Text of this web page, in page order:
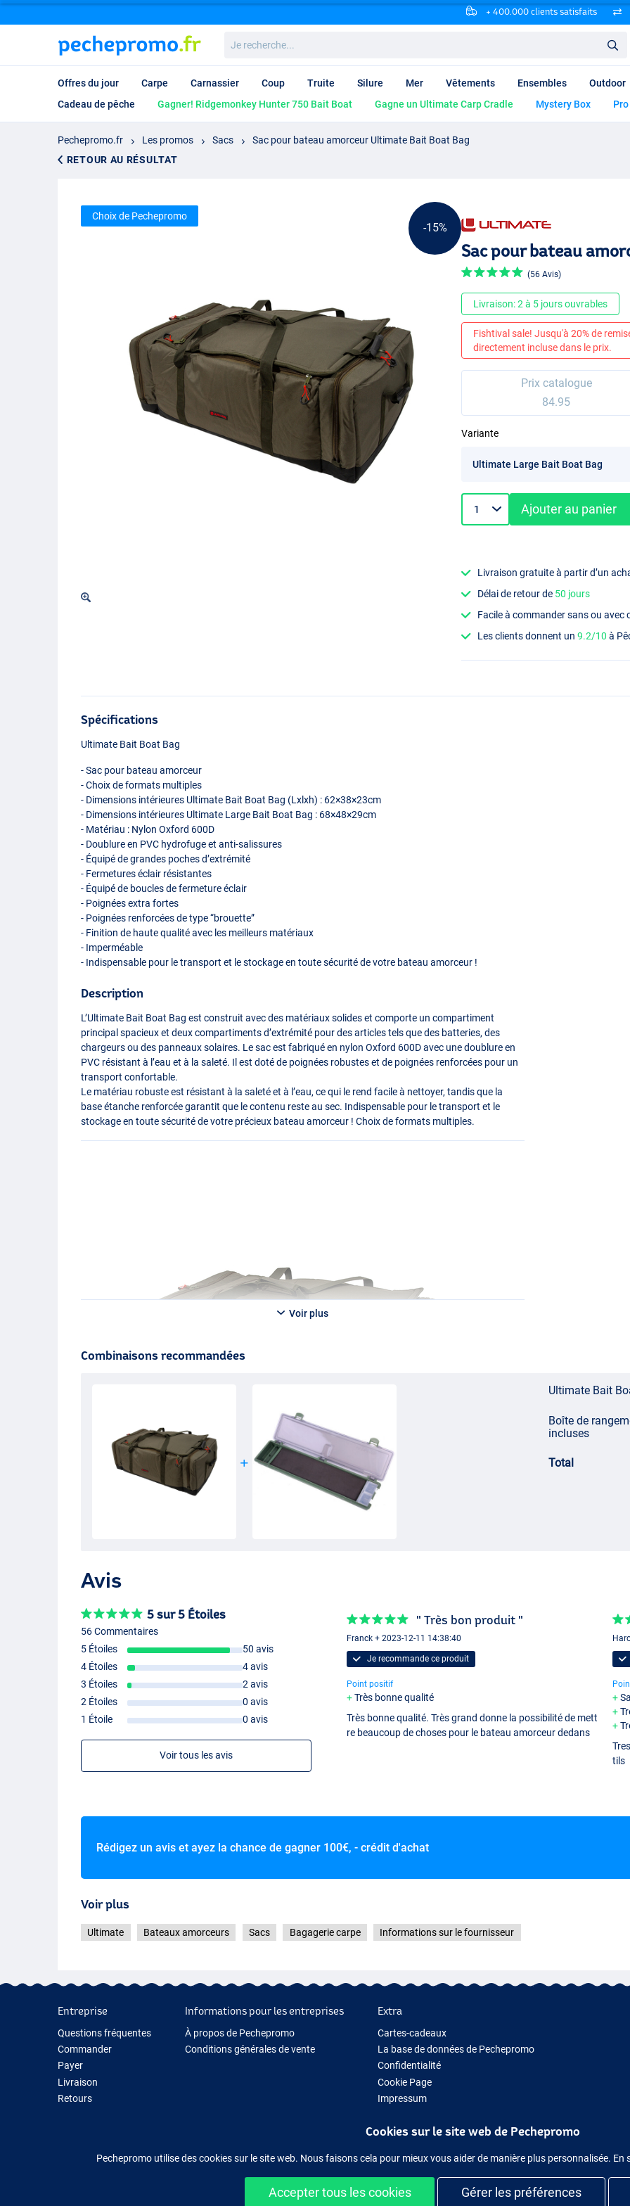
+ 400.000 clients satisfaits
recherche...
Offres du jour Carpe Carnassier Coup Truite Silure Mer Vêtements Ensembles Outdoor
Cadeau de pêche
Gagner! Ridgemonkey Hunter 750 Bait Boat Gagne un Ultimate Carp Cradle Mystery Box
Pechepromo.fr Les promos Sacs
Sac pour bateau amorceur Ultimate Bait Boat Bag
RETOUR AU RÉSULTAT
-15%
Choix de Pechepromo
Sac pour bateau
(56 Avis)
Livraison: 2 à 5 jours ouvrables
Fishtival sale! Jusqu'à 20% de
directement incluse dans le prix.
Prix catalogue
84.95
Variante
Ajouter au panier
Livraison gratuite à partir d’un
Délai de retour de 50 jours
Facile à commander sans ou avec
Les clients donnent un9.2/10 à
Spécifications
Ultimate Bait Boat Bag
- Sac pour bateau amorceur
- Choix de formats multiples
- Dimensions intérieures Ultimate Bait Boat Bag (Lxlxh) : 62×38×23cm
- Dimensions intérieures Ultimate Large Bait Boat Bag : 68×48×29cm
- Matériau : Nylon Oxford 600D
- Doublure en PVC hydrofuge et anti-salissures
- Équipé de grandes poches d’extrémité
- Fermetures éclair résistantes
- Équipé de boucles de fermeture éclair
- Poignées extra fortes
- Poignées renforcées de type “brouette”
- Finition de haute qualité avec les meilleurs matériaux
- Imperméable
- Indispensable pour le transport et le stockage en toute sécurité de votre bateau amorceur !
Description
L’Ultimate Bait Boat Bag est construit avec des matériaux solides et comporte un compartiment
principal spacieux et deux compartiments d’extrémité pour des articles tels que des batteries, des
chargeurs ou des panneaux solaires. Le sac est fabriqué en nylon Oxford 600D avec une doublure en
PVC résistant à l’eau et à la saleté. Il est doté de poignées robustes et de poignées renforcées pour un
transport confortable.
Le matériau robuste est résistant à la saleté et à l’eau, ce qui le rend facile à nettoyer, tandis que la
base étanche renforcée garantit que le contenu reste au sec. Indispensable pour le transport et le
stockage en toute sécurité de votre précieux bateau amorceur ! Choix de formats multiples.
Voir plus
Combinaisons recommandées
Ultimate Bait
Boîte de
incluses
Total
Avis
5 sur 5 Étoiles
56 Commentaires
5 Étoiles
50 avis
4 Étoiles
4 avis
3 Étoiles
2 avis
2 Étoiles
0 avis
1 Étoile
0 avis
Voir tous les avis
" Très bon produit "
Franck + 2023-12-11 14:38:40
Je recommande ce produit
Point positif
Très bonne qualité
Très bonne qualité. Très grand donne la possibilité de mett
re beaucoup de choses pour le bateau amorceur dedans
tils
Rédigez un avis et ayez la chance de gagner 100€, - crédit d'achat
Voir plus
Ultimate Bateaux amorceurs Sacs Bagagerie carpe Informations sur le fournisseur
Entreprise
Questions fréquentes
Commander
Payer
Livraison
Retours
Informations pour les entreprises
À propos de Pechepromo
Conditions générales de vente
Extra
Cartes-cadeaux
La base de données de Pechepromo
Confidentialité
Cookie Page
Impressum
Nouveau Matériel de Pêche
Acheter facilement et en sécurité
Cookies sur le site web de Pechepromo
Pechepromo utilise des cookies sur le site web. Nous faisons cela pour mieux vous aider de manière plus personnalisée. En
Accepter tous les cookies Gérer les préférences